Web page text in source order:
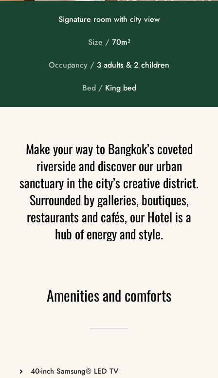
Signature room with city view
Size / 70m²
Occupancy / 3 adults & 2 children
Bed / King bed
Makeyourwayto Bangkok’s coveted
riversideanddiscoveroururban
sanctuaryinthe city’s creative district.
Surroundedbygalleries, boutiques,
restaurantsandcafés, ourHotel isa
hub ofenergyandstyle.
Amenitiesand comforts
40-inch Samsung® LED TV